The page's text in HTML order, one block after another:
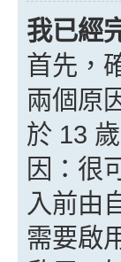
我已經
首先，
兩個原
於 13
因：很
入前由
需要啟